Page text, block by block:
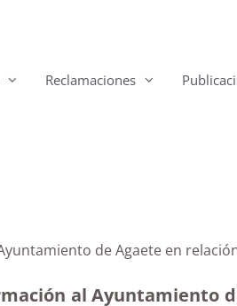
Reclamaciones
de Agaete en
al Ayuntamiento